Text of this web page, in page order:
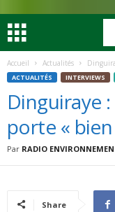
Accueil Actualités
ACTUALITÉS INTERVIEWS
Dinguiraye
porte «
Par RADIO
Share